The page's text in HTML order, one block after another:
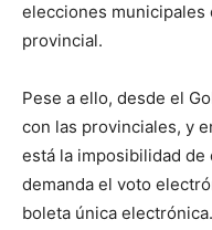
elecciones municipales
provincial.
Pese a ello, desde el
con las provinciales, y
está la imposibilidad
demanda el voto
boleta única